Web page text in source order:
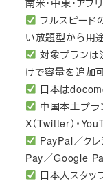
フルスピード
い放題型から用
対象プランは
けで容量を追加
日本は
中国本土プラ
X（Twitter）・
PayPal／クレ
Pay／Google
日本人スタッ